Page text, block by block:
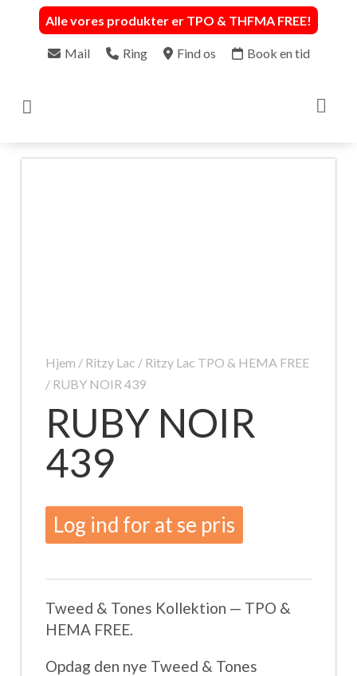
Alle vores produkter er TPO & THFMA FREE!
Mail Ring Find os Book en tid

Hjem / Ritzy Lac / Ritzy Lac TPO & HEMA FREE
/ RUBY NOIR 439
RUBY NOIR
439
Log ind for at se pris
Tweed & Tones Kollektion — TPO &
HEMA FREE.
Opdag den nye Tweed & Tones